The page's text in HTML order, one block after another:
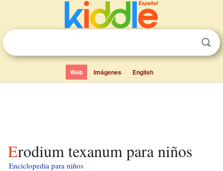
Web Imágenes English
Erodium texanum para niños
Enciclopedia para niños